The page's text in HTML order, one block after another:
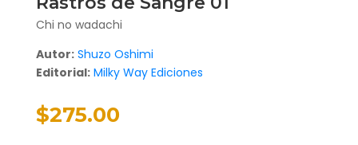
Chi no wadachi
Autor: Shuzo Oshimi
Editorial: Milky Way Ediciones
$275.00